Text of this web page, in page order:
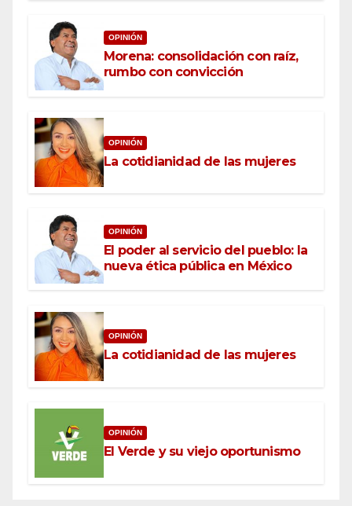
OPINIÓN
Morena: consolidación con raíz,
rumbo con convicción
OPINIÓN
La cotidianidad de las mujeres
OPINIÓN
El poder al servicio del pueblo: la
nueva ética pública en México
OPINIÓN
La cotidianidad de las mujeres
OPINIÓN
El Verde y su viejo oportunismo